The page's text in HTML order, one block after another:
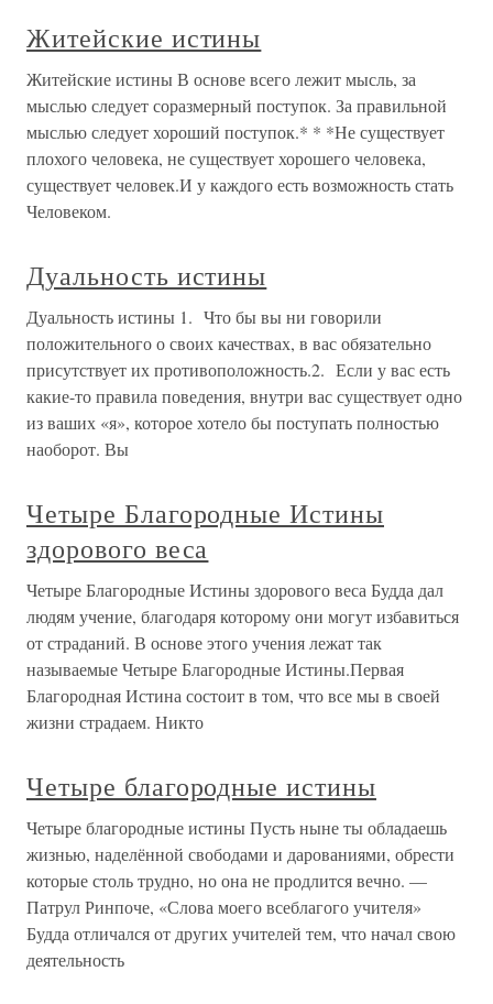
Житейские истины
Житейские истины В основе всего лежит мысль, за
мыслью следует соразмерный поступок. За правильной
мыслью следует хороший поступок.* * *Не существует
плохого человека, не существует хорошего человека,
существует человек.И у каждого есть возможность стать
Человеком.
Дуальность истины
Дуальность истины 1. Что бы вы ни говорили
положительного о своих качествах, в вас обязательно
присутствует их противоположность.2. Если у вас есть
какие-то правила поведения, внутри вас существует одно
из ваших «я», которое хотело бы поступать полностью
наоборот. Вы
Четыре Благородные Истины
здорового веса
Четыре Благородные Истины здорового веса Будда дал
людям учение, благодаря которому они могут избавиться
от страданий. В основе этого учения лежат так
называемые Четыре Благородные Истины.Первая
Благородная Истина состоит в том, что все мы в своей
жизни страдаем. Никто
Четыре благородные истины
Четыре благородные истины Пусть ныне ты обладаешь
жизнью, наделённой свободами и дарованиями, обрести
которые столь трудно, но она не продлится вечно. —
Патрул Ринпоче, «Слова моего всеблагого учителя»
Будда отличался от других учителей тем, что начал свою
деятельность